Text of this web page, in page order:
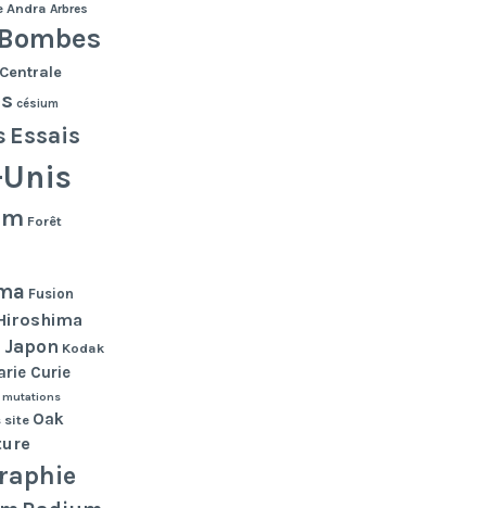
Andra Arbres
césium
Essais
Forêt
Fusion
Japon Kodak
Curie
mutations
site Oak